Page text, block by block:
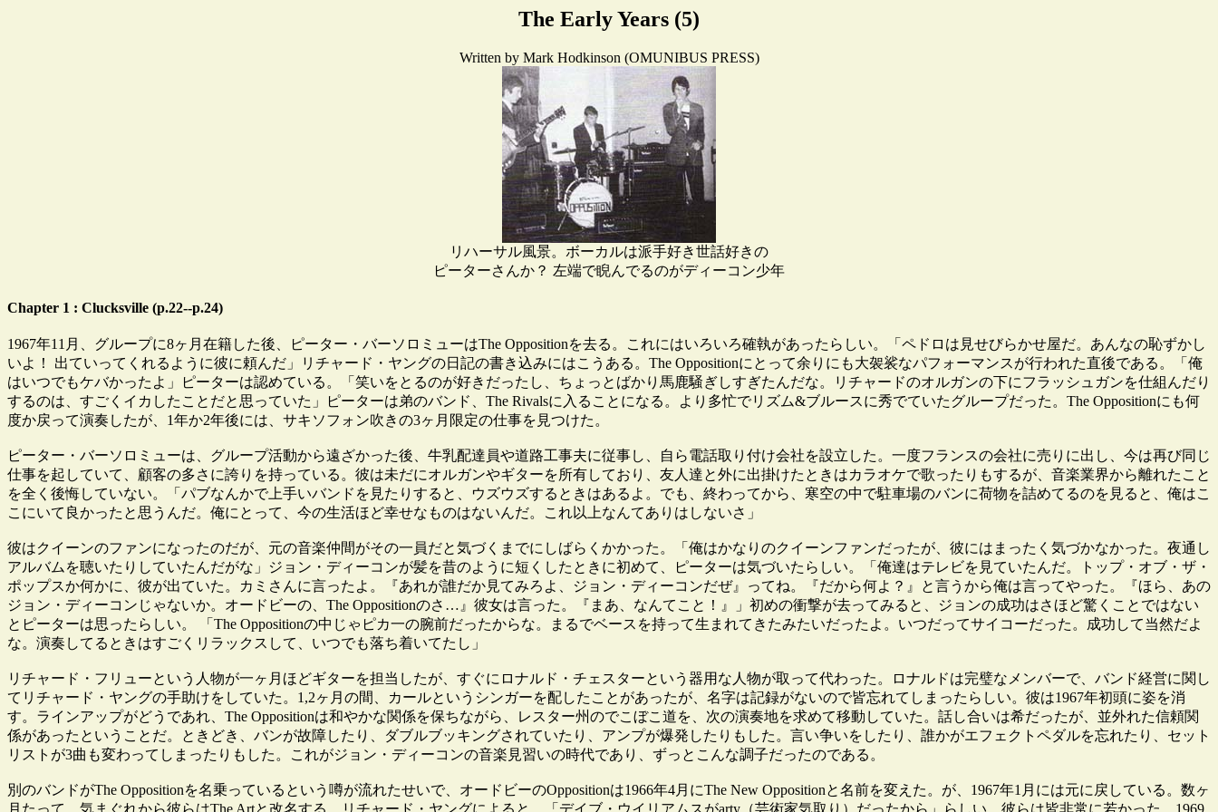
The Early Years (5)
Written by Mark Hodkinson (OMUNIBUS PRESS)
リハーサル風景。ボーカルは派手好き世話好きの
ピーターさんか？ 左端で睨んでるのがディーコン少年
Chapter 1 : Clucksville (p.22--p.24)
1967年11月、グループに8ヶ月在籍した後、ピーター・バーソロミューはThe Oppositionを去る。これにはいろいろ確執があったらしい。「ペドロは見せびらかせ屋だ。あんなの恥ずかし
いよ！ 出ていってくれるように彼に頼んだ」リチャード・ヤングの日記の書き込みにはこうある。The Oppositionにとって余りにも大袈裟なパフォーマンスが行われた直後である。「俺
はいつでもケバかったよ」ピーターは認めている。「笑いをとるのが好きだったし、ちょっとばかり馬鹿騒ぎしすぎたんだな。リチャードのオルガンの下にフラッシュガンを仕組んだり
するのは、すごくイカしたことだと思っていた」ピーターは弟のバンド、The Rivalsに入ることになる。より多忙でリズム&ブルースに秀でていたグループだった。The Oppositionにも何
度か戻って演奏したが、1年か2年後には、サキソフォン吹きの3ヶ月限定の仕事を見つけた。
ピーター・バーソロミューは、グループ活動から遠ざかった後、牛乳配達員や道路工事夫に従事し、自ら電話取り付け会社を設立した。一度フランスの会社に売りに出し、今は再び同じ
仕事を起していて、顧客の多さに誇りを持っている。彼は未だにオルガンやギターを所有しており、友人達と外に出掛けたときはカラオケで歌ったりもするが、音楽業界から離れたこと
を全く後悔していない。「パブなんかで上手いバンドを見たりすると、ウズウズするときはあるよ。でも、終わってから、寒空の中で駐車場のバンに荷物を詰めてるのを見ると、俺はこ
こにいて良かったと思うんだ。俺にとって、今の生活ほど幸せなものはないんだ。これ以上なんてありはしないさ」
彼はクイーンのファンになったのだが、元の音楽仲間がその一員だと気づくまでにしばらくかかった。「俺はかなりのクイーンファンだったが、彼にはまったく気づかなかった。夜通し
アルバムを聴いたりしていたんだがな」ジョン・ディーコンが髪を昔のように短くしたときに初めて、ピーターは気づいたらしい。「俺達はテレビを見ていたんだ。トップ・オブ・ザ・
ポップスか何かに、彼が出ていた。カミさんに言ったよ。『あれが誰だか見てみろよ、ジョン・ディーコンだぜ』ってね。『だから何よ？』と言うから俺は言ってやった。『ほら、あの
ジョン・ディーコンじゃないか。オードビーの、The Oppositionのさ…』彼女は言った。『まあ、なんてこと！』」初めの衝撃が去ってみると、ジョンの成功はさほど驚くことではない
とピーターは思ったらしい。 「The Oppositionの中じゃピカ一の腕前だったからな。まるでベースを持って生まれてきたみたいだったよ。いつだってサイコーだった。成功して当然だよ
な。演奏してるときはすごくリラックスして、いつでも落ち着いてたし」
リチャード・フリューという人物が一ヶ月ほどギターを担当したが、すぐにロナルド・チェスターという器用な人物が取って代わった。ロナルドは完璧なメンバーで、バンド経営に関し
てリチャード・ヤングの手助けをしていた。1,2ヶ月の間、カールというシンガーを配したことがあったが、名字は記録がないので皆忘れてしまったらしい。彼は1967年初頭に姿を消
す。ラインアップがどうであれ、The Oppositionは和やかな関係を保ちながら、レスター州のでこぼこ道を、次の演奏地を求めて移動していた。話し合いは希だったが、並外れた信頼関
係があったということだ。ときどき、バンが故障したり、ダブルブッキングされていたり、アンプが爆発したりもした。言い争いをしたり、誰かがエフェクトペダルを忘れたり、セット
リストが3曲も変わってしまったりもした。これがジョン・ディーコンの音楽見習いの時代であり、ずっとこんな調子だったのである。
別のバンドがThe Oppositionを名乗っているという噂が流れたせいで、オードビーのOppositionは1966年4月にThe New Oppositionと名前を変えた。が、1967年1月には元に戻している。数ヶ